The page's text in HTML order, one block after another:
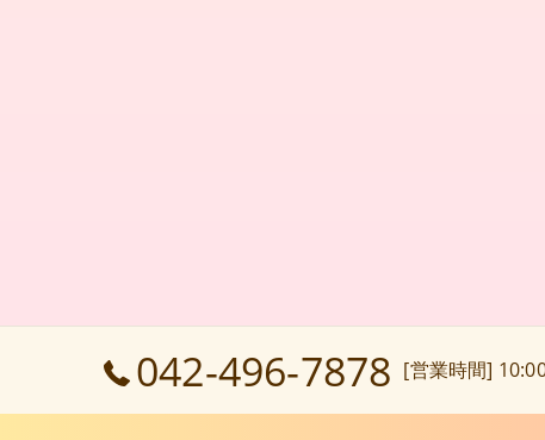
042-496-7878 [営業時間]